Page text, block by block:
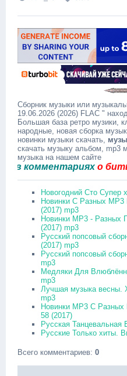
Сборник музыки или
19.06.2026 (2026) FLAC "
Большая база ретро музики,
народные, новая сборка
новинки музыки скачать,
скачать музыку альбом, mp3
музыка на нашем сайте
о битых
Новогодний Сто Супер
Новинки С Разных
(2017) mp3
Новинки MP3 - Разных
(2017) mp3
Русский попсовый
(2017) mp3
Русский попсовый
mp3
Медляки Для
mp3
Лучшая музыка весны.
mp3
Новинки MP3 С
58 (2017)
Русская
Русские Только хиты.
Всего комментариев: 0